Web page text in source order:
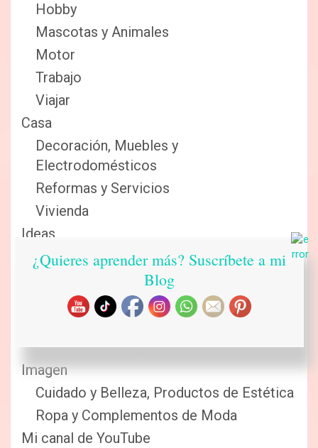
Hobby
Mascotas y Animales
Motor
Trabajo
Viajar
Casa
Decoración, Muebles y
Electrodomésticos
Reformas y Servicios
Vivienda
Ideas
Manualidades de Temporada y Eventos
Manualidades Hogar
Tutoriales de Ropa
Imagen
Cuidado y Belleza, Productos de Estética
Ropa y Complementos de Moda
Mi canal de YouTube
¿Quieres aprender más? Suscríbete a mi
Blog